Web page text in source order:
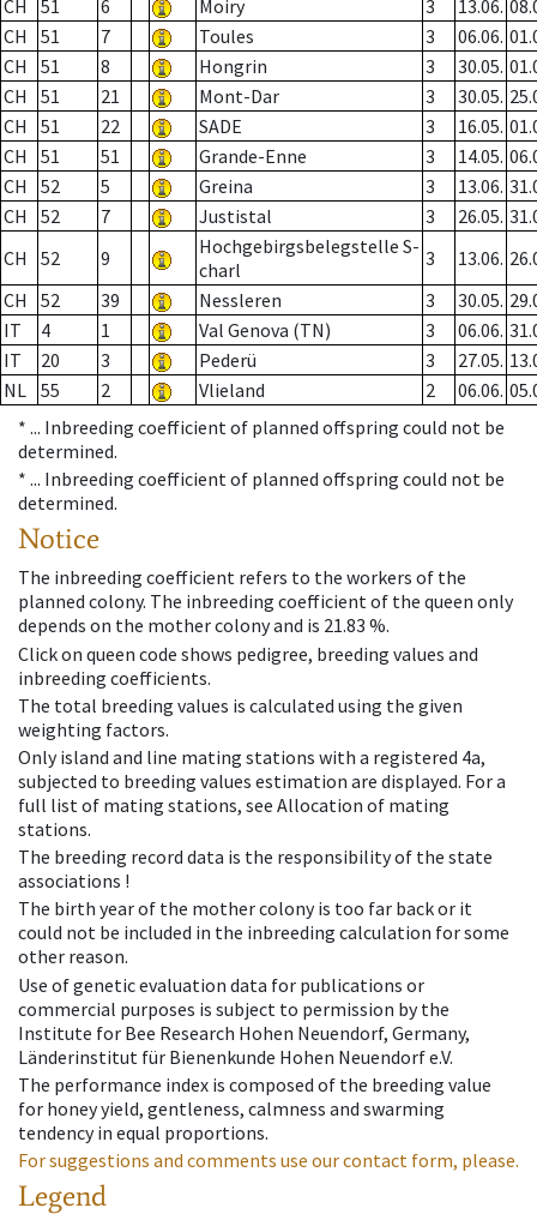
CH 51 6 Moiry 3 13.06.
CH
51 7 Toules 3 06.06.
CH
51 8 Hongrin 3 30.05.
CH
51 21 Mont-Dar 3 30.05.
CH
51 22 SADE 3 16.05.
CH
51 51 Grande-Enne 3 14.05.
CH
52 5 Greina 3 13.06.
CH
52 7 Justistal 3 26.05.
CH
52 9
Hochgebirgsbelegstelle S-
charl
3 13.06.
CH
52 39 Nessleren 3 30.05.
IT
4 1 Val Genova (TN) 3 06.06.
IT
20 3 Pederü 3 27.05.
NL 55 2 Vlieland 2 06.06.
* ... Inbreeding coefficient of planned offspring could not be
determined.
* ... Inbreeding coefficient of planned offspring could not be
determined.
Notice
The inbreeding coefficient refers to the workers of the
planned colony. The inbreeding coefficient of the queen only
depends on the mother colony and is 21.83 %.
Click on queen code shows pedigree, breeding values and
inbreeding coefficients.
The total breeding values is calculated using the given
weighting factors.
Only island and line mating stations with a registered 4a,
subjected to breeding values estimation are displayed. For a
full list of mating stations, see Allocation of mating
stations.
The breeding record data is the responsibility of the state
associations !
The birth year of the mother colony is too far back or it
could not be included in the inbreeding calculation for some
other reason.
Use of genetic evaluation data for publications or
commercial purposes is subject to permission by the
Institute for Bee Research Hohen Neuendorf, Germany,
Länderinstitut für Bienenkunde Hohen Neuendorf e.V.
The performance index is composed of the breeding value
for honey yield, gentleness, calmness and swarming
tendency in equal proportions.
For suggestions and comments use our contact form, please.
Legend